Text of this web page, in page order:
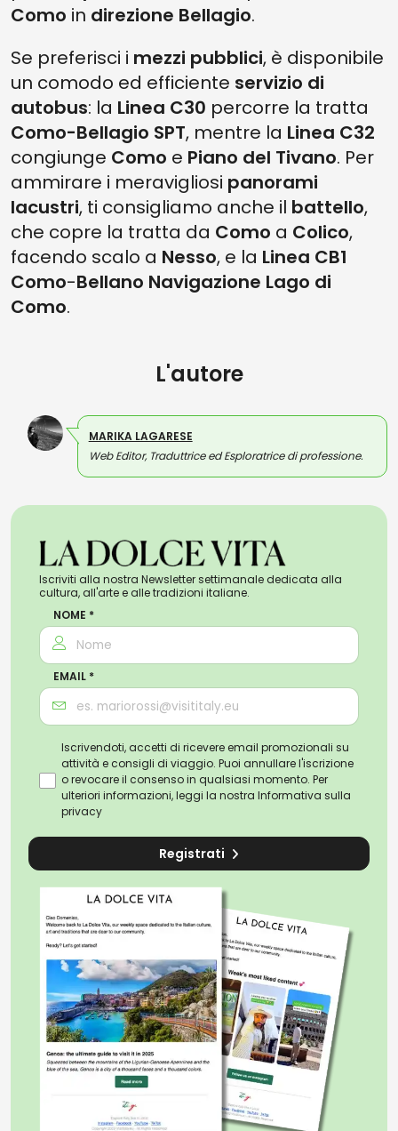
Como in direzione Bellagio.
Se preferisci i mezzi pubblici, è disponibile
un comodo ed efficiente servizio di
autobus: la Linea C30 percorre la tratta
Como-Bellagio SPT, mentre la Linea C32
congiunge Como e Piano del Tivano. Per
ammirare i meravigliosi panorami
lacustri, ti consigliamo anche il battello,
che copre la tratta da Como a Colico,
facendo scalo a Nesso, e la Linea CB1
Como-Bellano Navigazione Lago di
Como.
L'autore
MARIKA LAGARESE
Web Editor, Traduttrice ed Esploratrice di professione.
Iscriviti alla nostra Newsletter settimanale dedicata alla
cultura, all'arte e alle tradizioni italiane.
NOME *
EMAIL *
Iscrivendoti, accetti di ricevere email promozionali su
attività e consigli di viaggio. Puoi annullare l'iscrizione
o revocare il consenso in qualsiasi momento. Per
ulteriori informazioni, leggi la nostra Informativa sulla
privacy
Registrati